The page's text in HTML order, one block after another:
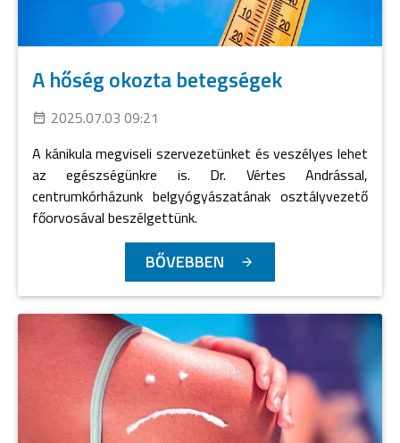
A hőség okozta betegségek
2025.07.03 09:21
A kánikula megviseli szervezetünket és veszélyes lehet
az egészségünkre is. Dr. Vértes Andrással,
centrumkórházunk belgyógyászatának osztályvezető
főorvosával beszélgettünk.
BŐVEBBEN